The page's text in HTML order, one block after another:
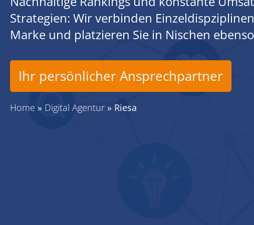
Strategien: Wir verbinden
Marke und platzieren Sie in Nischen
Ihr persönlicher Ansprechpartner
Home » Digital Agentur » Riesa